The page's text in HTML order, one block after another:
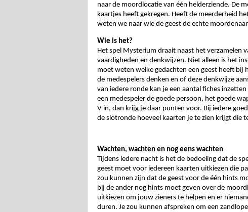
naar de moordlocatie van één helderziende. De
kaartjes heeft gekregen. Heeft de meerderheid
weten we naar wie de geest de echte
Wie is het?
Het spel Mysterium draait naast het verzamelen
vaardigheden en denkwijzen. Niet alleen is het
moet weten welke gedachten een geest heeft
de medespelers denken en of deze denkwijze
van iedere ronde kan je een aantal fiches
een medespeler de goede persoon, het goede
V in, dan krijg je daar punten voor. Bij iedere
de slotronde hoeveel kaarten je te zien krijgt die
Wachten, wachten en nog eens wachten
Tijdens iedere nacht is het de bedoeling dat de
geest moet voor iedereen kaarten uitkiezen die
zou kunnen zijn dat de geest voor de één hints
bij de ander nog hints moet geven over de
uitkiezen om jouw zieners te helpen en er
duren. Je zou kunnen afspreken om een